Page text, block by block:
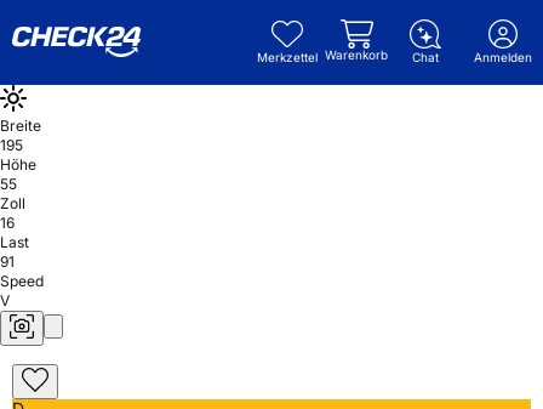
Merkzettel Warenkorb Chat Anmelden
Breite
195
Höhe
55
Zoll
16
Last
91
Speed
V